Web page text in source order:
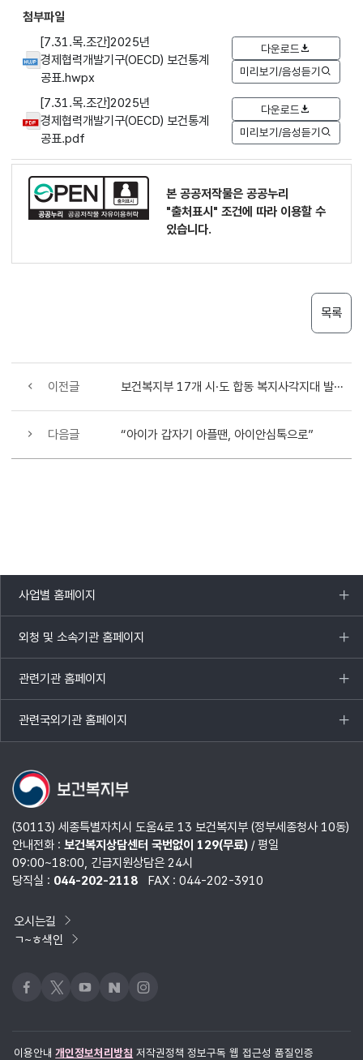
첨부파일
[7.31.목.조간]2025년
경제협력개발기구(OECD) 보건통계
공표.hwpx
다운로드
미리보기/음성듣기
[7.31.목.조간]2025년
경제협력개발기구(OECD) 보건통계
공표.pdf
다운로드
미리보기/음성듣기
본 공공저작물은 공공누리
"출처표시" 조건에 따라 이용할 수
있습니다.
목록
이전글 보건복지부 17개 시·도 합동 복지사각지대 발굴지원 점검 회의 개최
다음글 “아이가 갑자기 아플땐, 아이안심톡으로”
사업별 홈페이지
목록
열기
외청 및 소속기관 홈페이지
목록
열기
관련기관 홈페이지
목록
열기
관련국외기관 홈페이지
목록
열기
(30113) 세종특별자치시 도움4로 13 보건복지부 (정부세종청사 10동)
안내전화 : 보건복지상담센터 국번없이 129(무료)/ 평일
09:00~18:00, 긴급지원상담은 24시
당직실 : 044-202-2118 FAX : 044-202-3910
오시는길
ㄱ~ㅎ색인
페이스북
x 유튜브네이버블로그
인스타그램
이용안내 개인정보처리방침 저작권정책 정보구독 웹 접근성 품질인증